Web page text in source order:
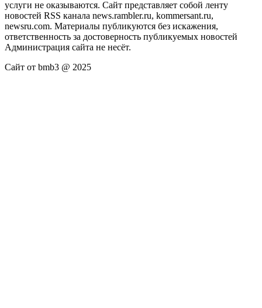
услуги не оказываются. Сайт представляет собой ленту
новостей RSS канала news.rambler.ru, kommersant.ru,
newsru.com. Материалы публикуются без искажения,
ответственность за достоверность публикуемых новостей
Администрация сайта не несёт.
Сайт от bmb3 @ 2025